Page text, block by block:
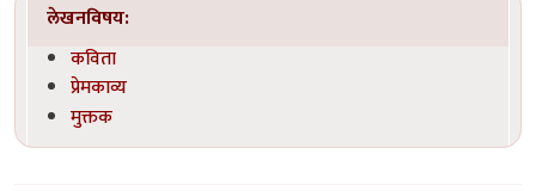
लेखनविषय:
कविता
प्रेमकाव्य
मुक्तक